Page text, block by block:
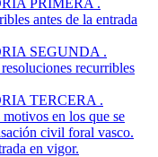
antes de la entrada
SEGUNDA .
recurribles
TERCERA .
en los que se
civil foral vasco.
en vigor.